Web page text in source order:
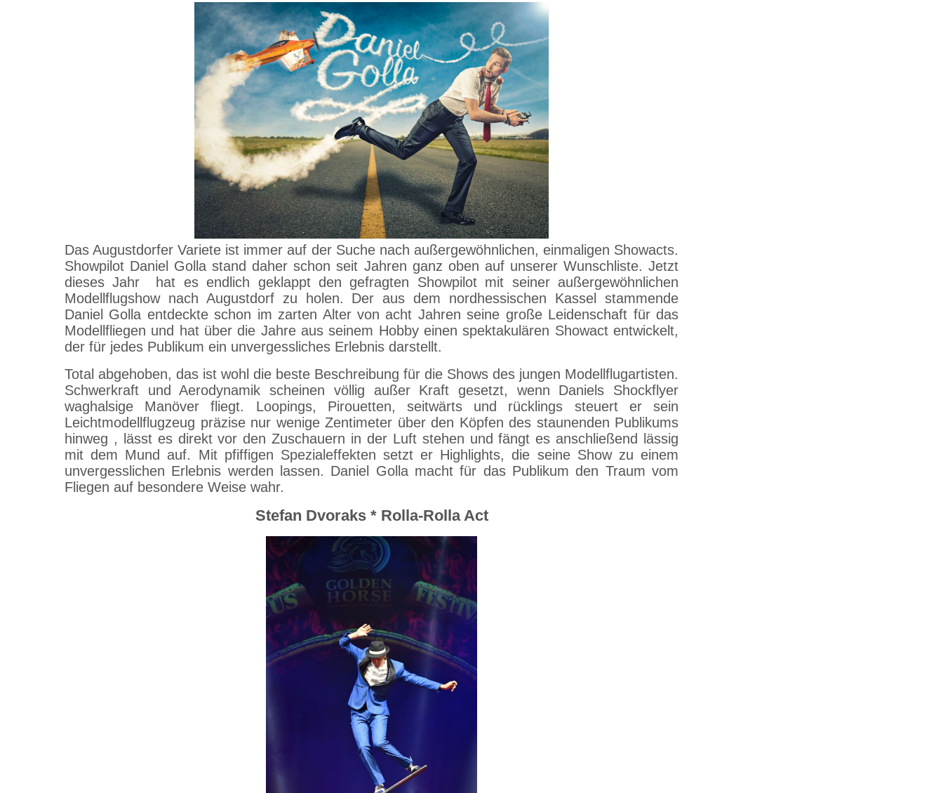
Das Augustdorfer Variete ist immer auf der Suche nach außergewöhnlichen, einmaligen Showacts.
Showpilot Daniel Golla stand daher schon seit Jahren ganz oben auf unserer Wunschliste. Jetzt
dieses Jahr hat es endlich geklappt den gefragten Showpilot mit seiner außergewöhnlichen
Modellflugshow nach Augustdorf zu holen. Der aus dem nordhessischen Kassel stammende
Daniel Golla entdeckte schon im zarten Alter von acht Jahren seine große Leidenschaft für das
Modellfliegen und hat über die Jahre aus seinem Hobby einen spektakulären Showact entwickelt,
der für jedes Publikum ein unvergessliches Erlebnis darstellt.
Total abgehoben, das ist wohl die beste Beschreibung für die Shows des jungen Modellflugartisten.
Schwerkraft und Aerodynamik scheinen völlig außer Kraft gesetzt, wenn Daniels Shockflyer
waghalsige Manöver fliegt. Loopings, Pirouetten, seitwärts und rücklings steuert er sein
Leichtmodellflugzeug präzise nur wenige Zentimeter über den Köpfen des staunenden Publikums
hinweg , lässt es direkt vor den Zuschauern in der Luft stehen und fängt es anschließend lässig
mit dem Mund auf. Mit pfiffigen Spezialeffekten setzt er Highlights, die seine Show zu einem
unvergesslichen Erlebnis werden lassen. Daniel Golla macht für das Publikum den Traum vom
Fliegen auf besondere Weise wahr.
Stefan Dvoraks * Rolla-Rolla Act